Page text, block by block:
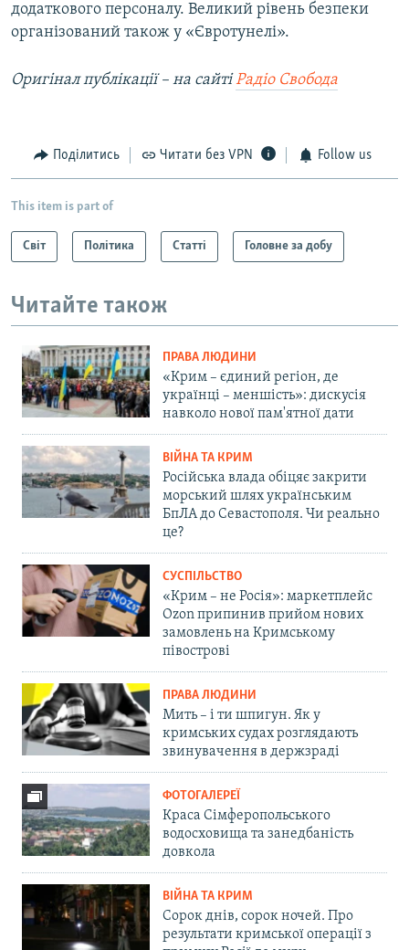
додаткового персоналу. Великий рівень безпеки
організований також у «Євротунелі».
Оригінал публікації – на сайтіРадіо Свобода
Поділитись Читати без VPN Follow us
This item is part of
Світ Політика Статті Головне за добу
Читайте також
ПРАВА ЛЮДИНИ
«Крим – єдиний регіон, де
українці – меншість»: дискусія
навколо нової пам'ятної дати
ВІЙНА ТА КРИМ
Російська влада обіцяє закрити
морський шлях українським
БпЛА до Севастополя. Чи реально
це?
СУСПІЛЬСТВО
«Крим – не Росія»: маркетплейс
Ozon припинив прийом нових
замовлень на Кримському
півострові
ПРАВА ЛЮДИНИ
Мить – і ти шпигун. Як у
кримських судах розглядають
звинувачення в держзраді
ФОТОГАЛЕРЕЇ
Краса Сімферопольського
водосховища та занедбаність
довкола
ВІЙНА ТА КРИМ
Сорок днів, сорок ночей. Про
результати кримської операції з